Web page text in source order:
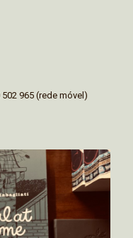
965 (rede móvel)